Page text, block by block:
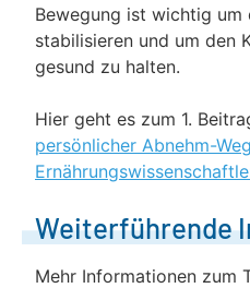
Bewegung ist wichtig um
stabilisieren und um den
gesund zu halten.
Hier geht es zum 1.
persönlicher Abnehm-
Weiterführende
Mehr Informationen zum